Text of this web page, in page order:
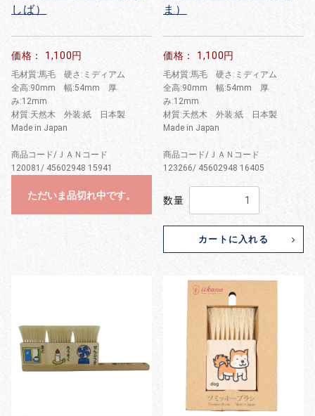
しば）
価格： 1,100円
毛材質:馬毛 硬さ:ミディアム
全高:90mm 幅:54mm 厚
み:12mm
材質:天然木 外装:紙 日本製
Made in Japan
商品コード/ＪＡＮコード
120081/ 45602948 15941
ただいま品切れ中です。
ま）
価格： 1,100円
毛材質:馬毛 硬さ:ミディアム
全高:90mm 幅:54mm 厚
み:12mm
材質:天然木 外装:紙 日本製
Made in Japan
商品コード/ＪＡＮコード
123266/ 45602948 16405
数量
カートに入れる